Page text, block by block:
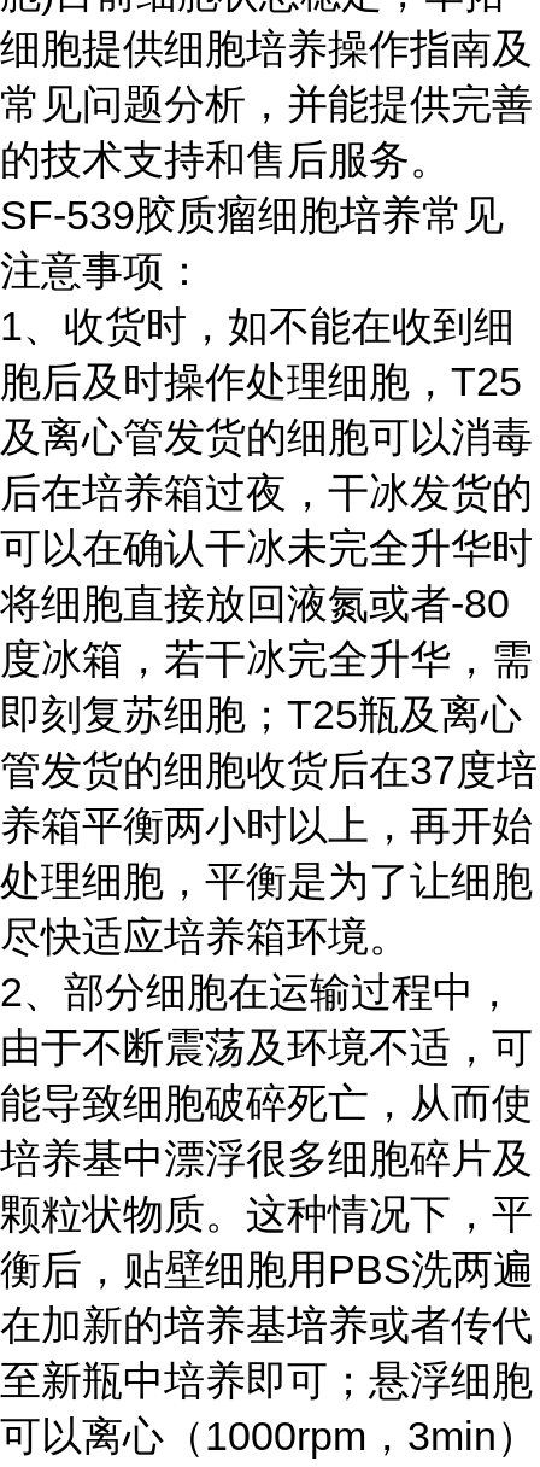
细胞提供细胞培养操作指南及
常见问题分析，并能提供完善
的技术支持和售后服务。
SF-539胶质瘤细胞培养常见
注意事项：
1、收货时，如不能在收到细
胞后及时操作处理细胞，T25
及离心管发货的细胞可以消毒
后在培养箱过夜，干冰发货的
可以在确认干冰未完全升华时
将细胞直接放回液氮或者-80
度冰箱，若干冰完全升华，需
即刻复苏细胞；T25瓶及离心
管发货的细胞收货后在37度培
养箱平衡两小时以上，再开始
处理细胞，平衡是为了让细胞
尽快适应培养箱环境。
2、部分细胞在运输过程中，
由于不断震荡及环境不适，可
能导致细胞破碎死亡，从而使
培养基中漂浮很多细胞碎片及
颗粒状物质。这种情况下，平
衡后，贴壁细胞用PBS洗两遍
在加新的培养基培养或者传代
至新瓶中培养即可；悬浮细胞
可以离心（1000rpm，3min）